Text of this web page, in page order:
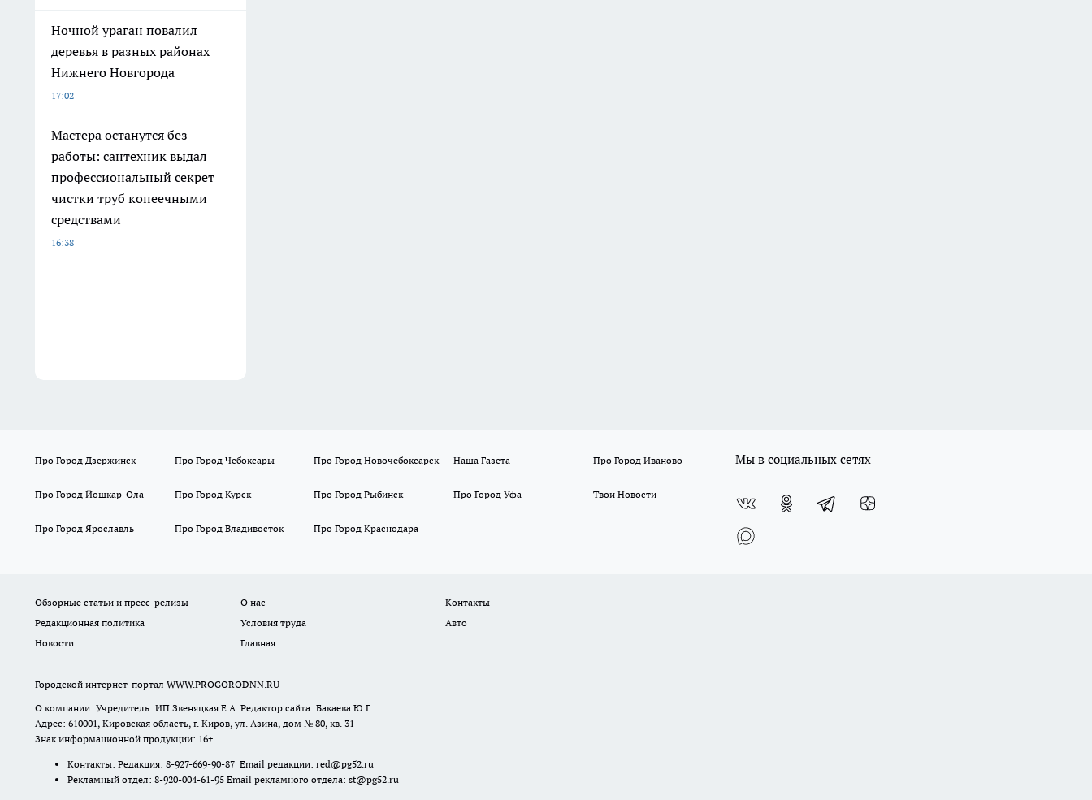
Ночной ураган повалил
деревья в разных районах
Нижнего Новгорода
17:02
Мастера останутся без
работы: сантехник выдал
профессиональный секрет
чистки труб копеечными
средствами
16:38
Про Город Дзержинск Про Город Чебоксары Про Город Новочебоксарск Наша Газета Про Город Иваново
Про Город Йошкар-Ола Про Город Курск Про Город Рыбинск Про Город Уфа Твои Новости
Про Город Ярославль Про Город Владивосток Про Город Краснодара
Мы в социальных сетях
Обзорные статьи и пресс-релизы О нас
Контакты
Редакционная политика
Условия труда
Авто
Новости
Главная
Городской интернет-портал WWW.PROGORODNN.RU
О компании: Учредитель: ИП Звеняцкая Е.А. Редактор сайта: Бакаева Ю.Г.
Адрес: 610001, Кировская область, г. Киров, ул. Азина, дом № 80, кв. 31
Знак информационной продукции: 16+
Контакты: Редакция: 8-927-669-90-87 Email редакции: red@pg52.ru
Рекламный отдел: 8-920-004-61-95 Email рекламного отдела: st@pg52.ru